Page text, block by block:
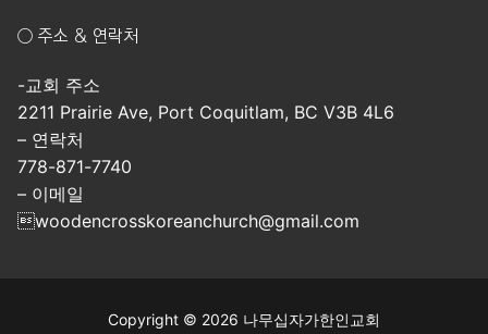
○ 주소 & 연락처
-교회 주소
2211 Prairie Ave, Port Coquitlam, BC V3B 4L6
– 연락처
778-871-7740
– 이메일
woodencrosskoreanchurch@gmail.com
Copyright © 2026 나무십자가한인교회